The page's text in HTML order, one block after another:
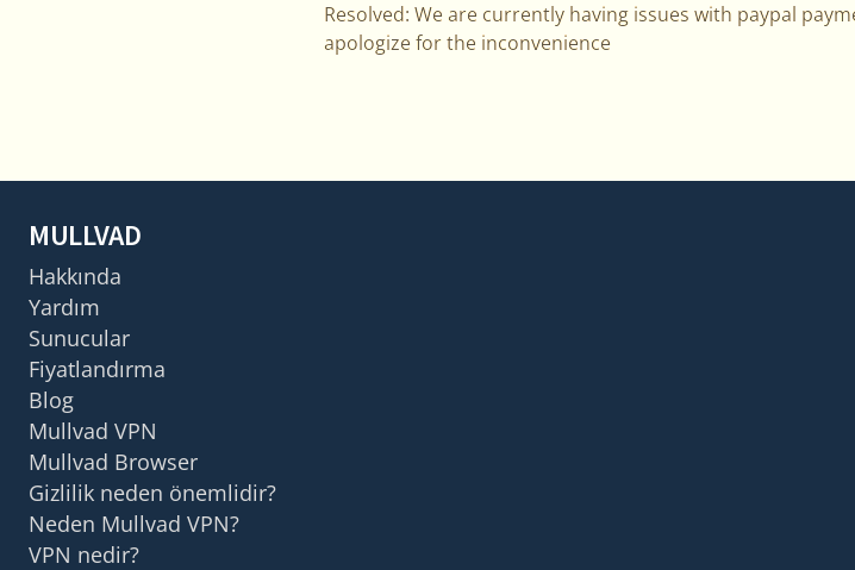
Resolved: We are currently having issues with paypal
apologize for the inconvenience
MULLVAD
Hakkında
Yardım
Sunucular
Fiyatlandırma
Blog
Mullvad VPN
Mullvad Browser
Gizlilik neden önemlidir?
Neden Mullvad VPN?
VPN nedir?